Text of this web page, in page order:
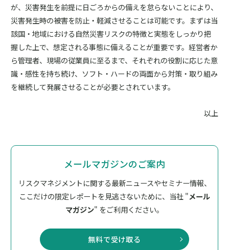
が、災害発生を前提に日ごろからの備えを怠らないことにより、
災害発生時の被害を防止・軽減させることは可能です。まずは当
該国・地域における自然災害リスクの特徴と実態をしっかり把
握した上で、想定される事態に備えることが重要です。経営者か
ら管理者、現場の従業員に至るまで、それぞれの役割に応じた意
識・感性を持ち続け、ソフト・ハードの両面から対策・取り組み
を継続して発展させることが必要とされています。
以上
メールマガジンのご案内
リスクマネジメントに関する最新ニュースやセミナー情報、
ここだけの限定レポートを見逃さないために、 当社 "メール
マガジン" をご利用ください。
無料で受け取る